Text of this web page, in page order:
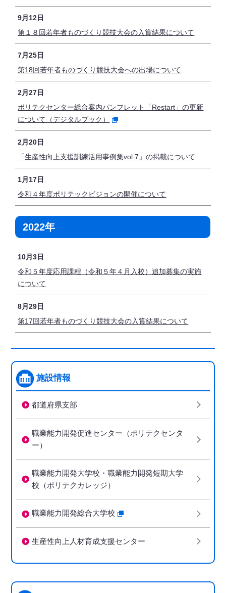
9月12日
第１８回若年者ものづくり競技大会の入賞結果について
7月25日
第18回若年者ものづくり競技大会への出場について
2月27日
ポリテクセンター総合案内パンフレット「Restart」の更新
について（デジタルブック）
2月20日
「生産性向上支援訓練活用事例集vol.7」の掲載について
1月17日
令和４年度ポリテックビジョンの開催について
2022年
10月3日
令和５年度応用課程（令和５年４月入校）追加募集の実施
について
8月29日
第17回若年者ものづくり競技大会の入賞結果について
施設情報
都道府県支部
職業能力開発促進センター（ポリテクセンタ
ー）
職業能力開発大学校・職業能力開発短期大学
校（ポリテクカレッジ）
職業能力開発総合大学校
生産性向上人材育成支援センター